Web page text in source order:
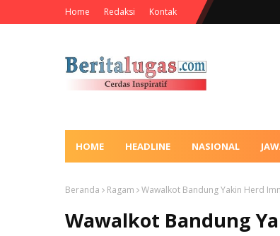
Home Redaksi Kontak
HOME HEADLINE NASIONAL
Beranda Ragam Wawalkot Bandung Yakin Herd
Wawalkot Bandung